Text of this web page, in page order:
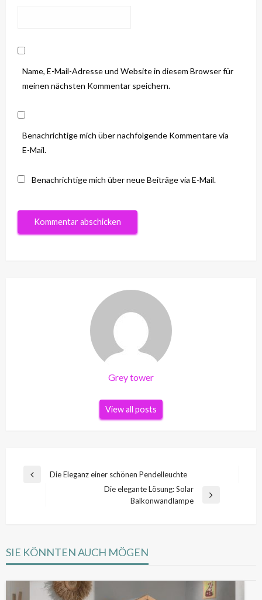
Name, E-Mail-Adresse und Website in diesem Browser für
meinen nächsten Kommentar speichern.
Benachrichtige mich über nachfolgende Kommentare via
E-Mail.
Benachrichtige mich über neue Beiträge via E-Mail.
Grey tower
View all posts
Beitragsnavigation
Previous
Die Eleganz einer schönen Pendelleuchte
Die elegante Lösung: Solar
Balkonwandlampe
SIE KÖNNTEN AUCH MÖGEN